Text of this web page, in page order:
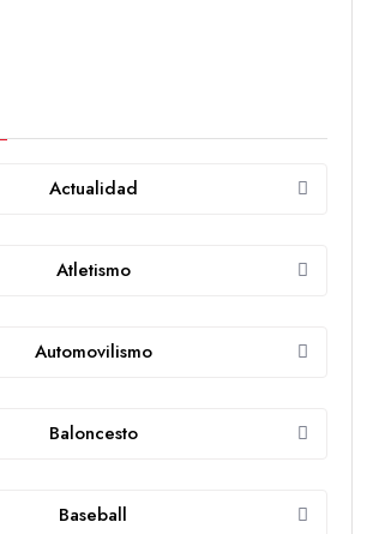
Actualidad
Atletismo
Automovilismo
Baloncesto
Baseball